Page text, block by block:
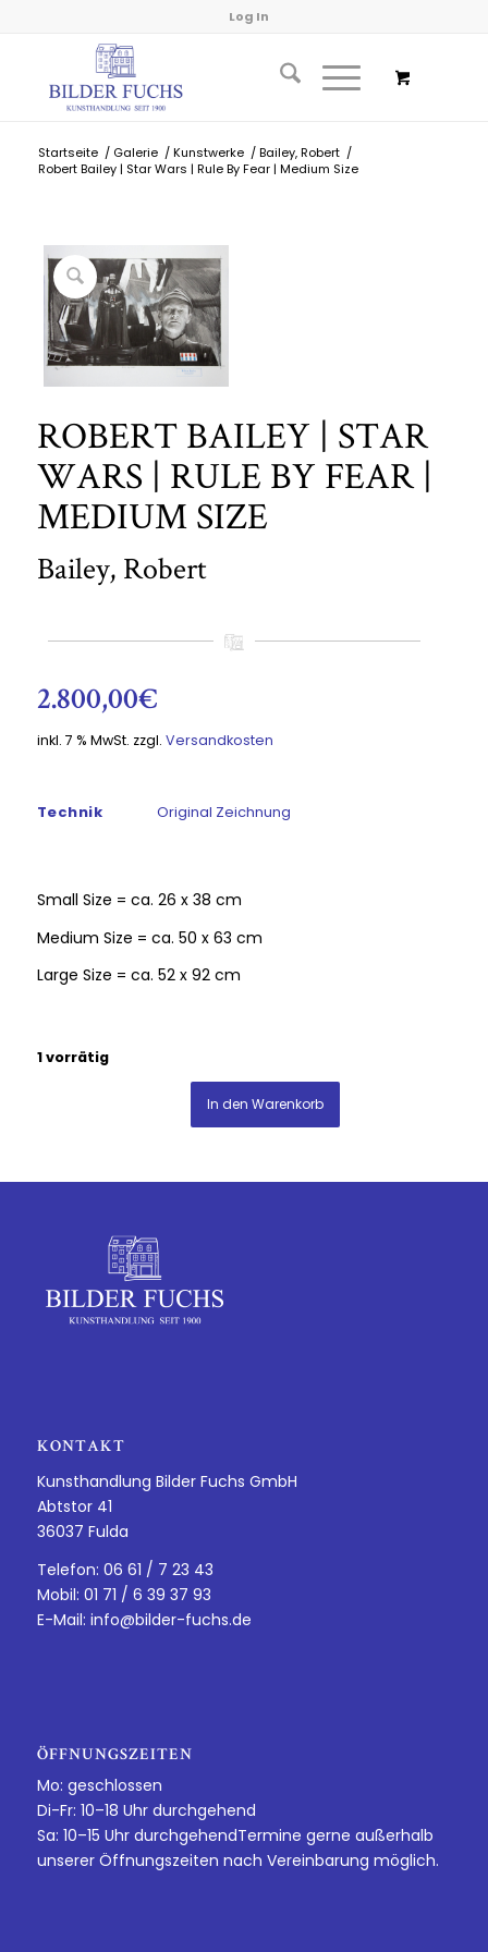
Log In
Startseite / Galerie / Kunstwerke / Bailey, Robert /
Robert Bailey | Star Wars | Rule By Fear | Medium Size
ROBERT BAILEY | STAR
WARS | RULE BY FEAR |
MEDIUM SIZE
Bailey, Robert
2.800,00€
inkl. 7 % MwSt. zzgl. Versandkosten
Technik Original Zeichnung
Small Size = ca. 26 x 38 cm
Medium Size = ca. 50 x 63 cm
Large Size = ca. 52 x 92 cm
1 vorrätig
In den Warenkorb
KONTAKT
Kunsthandlung Bilder Fuchs GmbH
Abtstor 41
36037 Fulda
Telefon: 06 61 / 7 23 43
Mobil: 01 71 / 6 39 37 93
E-Mail: info@bilder-fuchs.de
ÖFFNUNGSZEITEN
Mo: geschlossen
Di-Fr: 10–18 Uhr durchgehend
Sa: 10–15 Uhr durchgehendTermine gerne außerhalb
unserer Öffnungszeiten nach Vereinbarung möglich.